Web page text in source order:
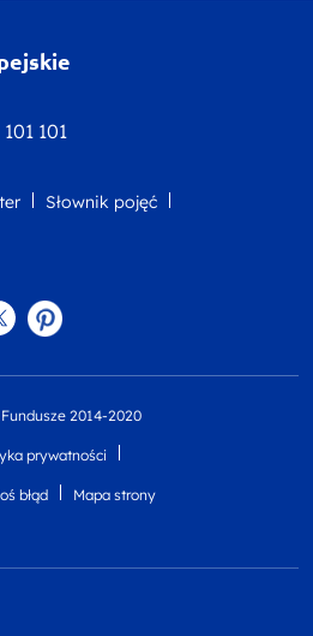
101
Słownik pojęć
twitterPinterest
2014-2020
prywatności
błąd Mapa strony